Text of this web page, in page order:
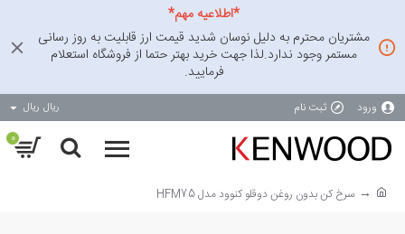
*اطلاعیه مهم*
مشتریان محترم به دلیل نوسان شدید قیمت ارز قابلیت به روز رسانی
مستمر وجود ندارد.لذا جهت خرید بهتر حتما از فروشگاه استعلام
فرمایید.
ورود ثبت نام ریال ریال
0
سرخ کن بدون روغن دوقلو کنوود مدل HFM75